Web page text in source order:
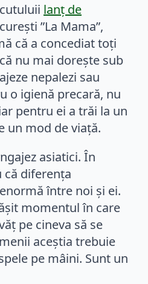
lanț de
”La Mama”,
că a concediat toți
nu mai dorește sub
nepalezi sau
o igienă precară, nu
pentru ei a trăi la un
un mod de viață.
asiatici. În
diferența
între noi și ei.
momentul în care
pe cineva să se
aceștia trebuie
pe mâini. Sunt un